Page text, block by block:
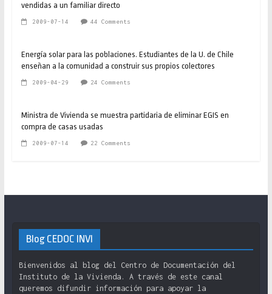
vendidas a un familiar directo
2009-07-14 44 Comments
Energía solar para las poblaciones. Estudiantes de la U. de Chile
enseñan a la comunidad a construir sus propios colectores
2009-04-29 24 Comments
Ministra de Vivienda se muestra partidaria de eliminar EGIS en
compra de casas usadas
2009-07-14 22 Comments
Blog CEDOC INVI
Bienvenidos al blog del Centro de Documentación del
Instituto de la Vivienda. A través de este canal
queremos difundir información para apoyar la